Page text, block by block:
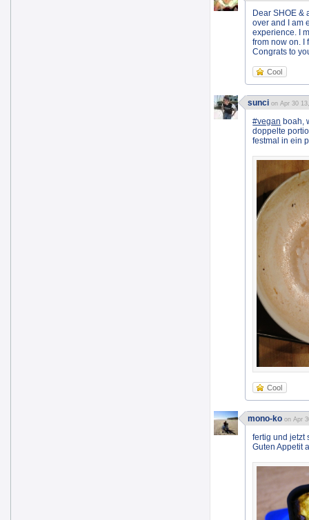
Dear SHOE &
over and I am
experience. I
from now on. I
Congrats to
Cool
sunci on Apr 30
#vegan boah,
doppelte
festmal in ein
Cool
mono-ko on Apr
fertig und jetzt
Guten Appetit